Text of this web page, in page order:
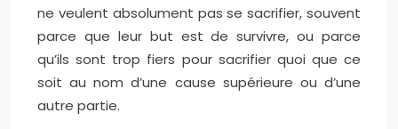
ne veulent absolument pas se sacrifier, souvent
parce que leur but est de survivre, ou parce
qu’ils sont trop fiers pour sacrifier quoi que ce
soit au nom d’une cause supérieure ou d’une
autre partie.